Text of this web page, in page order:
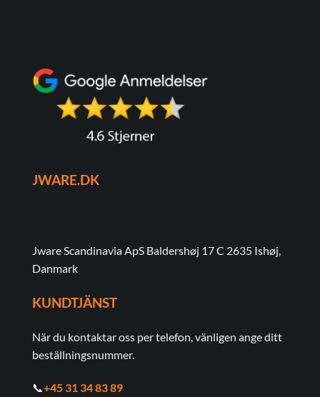
JWARE.DK
Jware Scandinavia ApS Baldershøj 17 C 2635 Ishøj,
Danmark
KUNDTJÄNST
När du kontaktar oss per telefon, vänligen ange ditt
beställningsnummer.
📞+45 31 34 83 89